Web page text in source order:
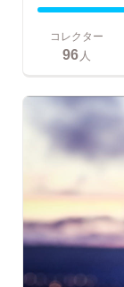
コレクター
96 人